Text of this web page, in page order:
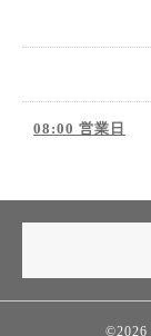
08:00 営業日
©2026